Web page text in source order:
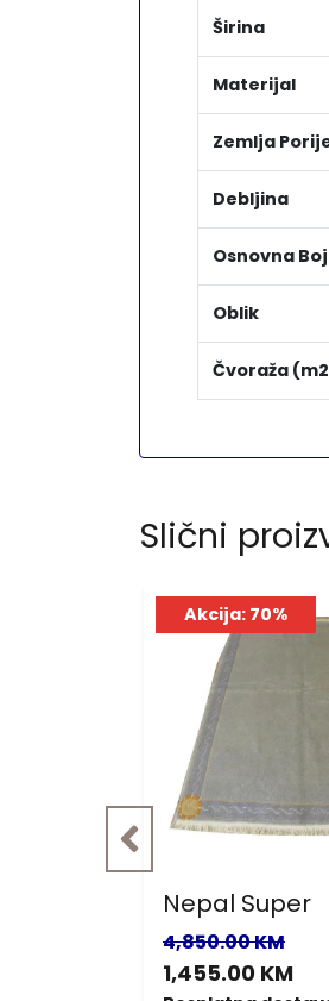
Širina
Materijal
Zemlja
Debljina
Osnovna
Oblik
Čvoraža
Slični
Akcija: 70%
Nepal Super
4,850.00 KM
1,455.00 KM